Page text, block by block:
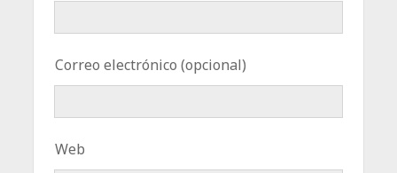
Correo electrónico (opcional)
Web